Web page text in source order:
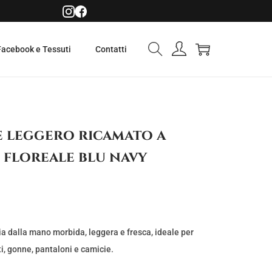
e Tessuti Contatti
leggero ricamato a
floreale blu navy
dalla mano morbida, leggera e fresca, ideale per
gonne, pantaloni e camicie.